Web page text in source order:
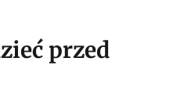
przed